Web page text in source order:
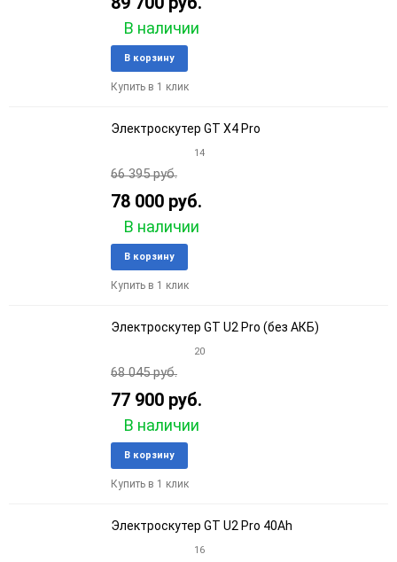
В наличии
В корзину
Купить в 1 клик
Электроскутер GT X4 Pro
14
66 395 руб.
78 000 руб.
В наличии
В корзину
Купить в 1 клик
Электроскутер GT U2 Pro (без АКБ)
20
68 045 руб.
77 900 руб.
В наличии
В корзину
Купить в 1 клик
Электроскутер GT U2 Pro 40Ah
16